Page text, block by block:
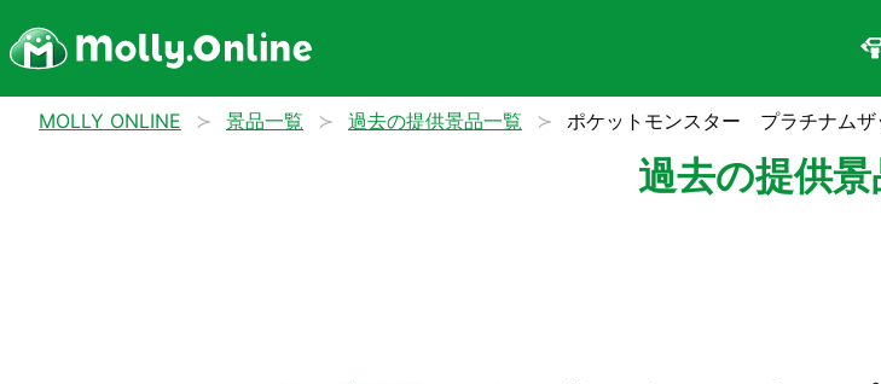
MOLLY ONLINE 景品一覧 過去の提供景品一覧 ポケットモンスター プラチナムザ
過去の提供